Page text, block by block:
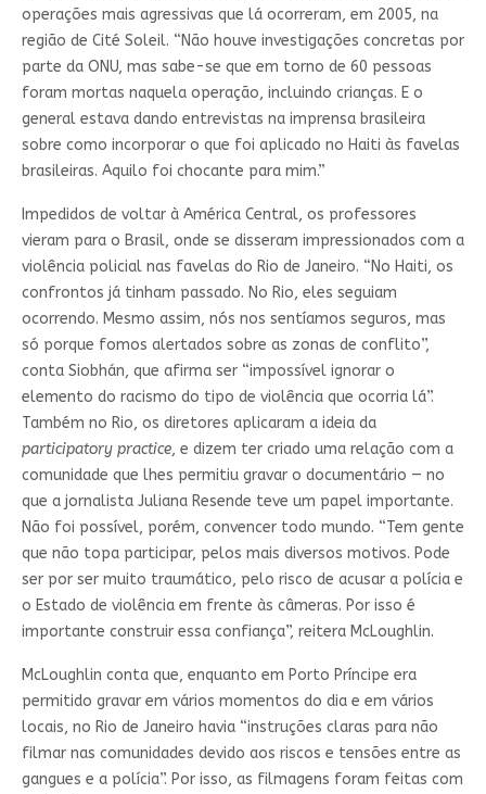
operações mais agressivas que lá ocorreram, em 2005, na
região de Cité Soleil. “Não houve investigações concretas por
parte da ONU, mas sabe-se que em torno de 60 pessoas
foram mortas naquela operação, incluindo crianças. E o
general estava dando entrevistas na imprensa brasileira
sobre como incorporar o que foi aplicado no Haiti às favelas
brasileiras. Aquilo foi chocante para mim.”
Impedidos de voltar à América Central, os professores
vieram para o Brasil, onde se disseram impressionados com a
violência policial nas favelas do Rio de Janeiro. “No Haiti, os
confrontos já tinham passado. No Rio, eles seguiam
ocorrendo. Mesmo assim, nós nos sentíamos seguros, mas
só porque fomos alertados sobre as zonas de conflito”,
conta Siobhán, que afirma ser “impossível ignorar o
elemento do racismo do tipo de violência que ocorria lá”.
Também no Rio, os diretores aplicaram a ideia da
participatory practice, e dizem ter criado uma relação com a
comunidade que lhes permitiu gravar o documentário — no
que a jornalista Juliana Resende teve um papel importante.
Não foi possível, porém, convencer todo mundo. “Tem gente
que não topa participar, pelos mais diversos motivos. Pode
ser por ser muito traumático, pelo risco de acusar a polícia e
o Estado de violência em frente às câmeras. Por isso é
importante construir essa confiança”, reitera McLoughlin.
McLoughlin conta que, enquanto em Porto Príncipe era
permitido gravar em vários momentos do dia e em vários
locais, no Rio de Janeiro havia “instruções claras para não
filmar nas comunidades devido aos riscos e tensões entre as
gangues e a polícia”. Por isso, as filmagens foram feitas com